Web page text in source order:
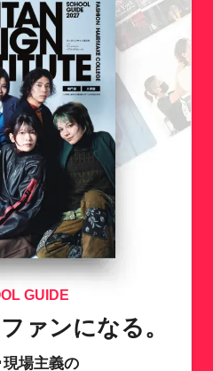
GUIDE
ァンになる。
現場主義の